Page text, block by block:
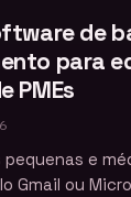
de
para
PMEs
pequenas e
Gmail ou